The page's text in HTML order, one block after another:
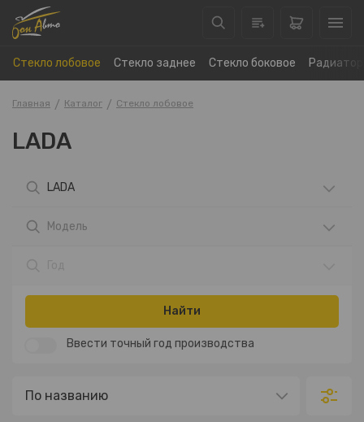
Стекло лобовое Стекло заднее Стекло боковое
Главная Каталог Стекло лобовое
LADA
LADA
Модель
Найти
Ввести точный год производства